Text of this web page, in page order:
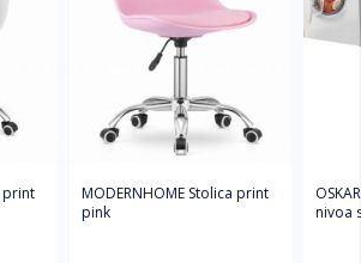
print
MODERNHOME Stolica print
pink
nivoa